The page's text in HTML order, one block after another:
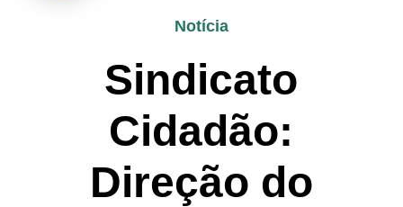
Notícia
Sindicato
Cidadão:
Direção do